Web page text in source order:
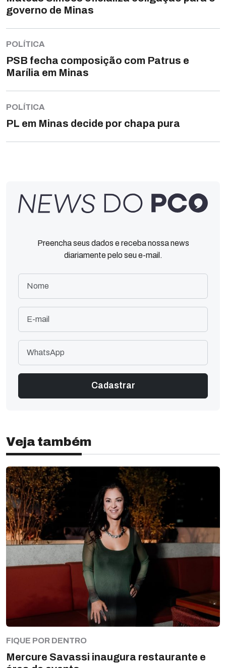
governo de Minas
POLÍTICA
PSB fecha composição com Patrus e
Marília em Minas
POLÍTICA
PL em Minas decide por chapa pura
Preencha seus dados e receba nossa news
diariamente pelo seu e-mail.
Veja também
FIQUE POR DENTRO
Mercure Savassi inaugura restaurante e